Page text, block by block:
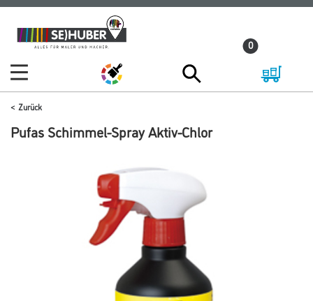
Zum
Inhalt
Zum
Navigationsmenü
0
Zurück
Pufas Schimmel-Spray Aktiv-Chlor